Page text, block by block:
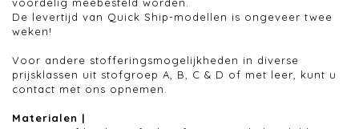
voordelig meebesteld worden.
De levertijd van Quick Ship-modellen is ongeveer twee
weken!
Voor andere stofferingsmogelijkheden in diverse
prijsklassen uit stofgroep A, B, C & D of met leer, kunt u
contact met ons opnemen.
Materialen |